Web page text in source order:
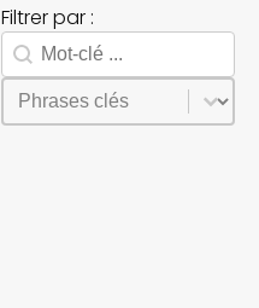
Filtrer par :
Search facet-2
Rechercher
Phrases
Sélectionnez le contenu